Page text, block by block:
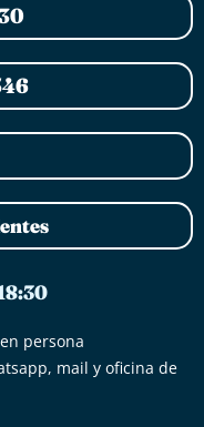
persona
mail y oficina de